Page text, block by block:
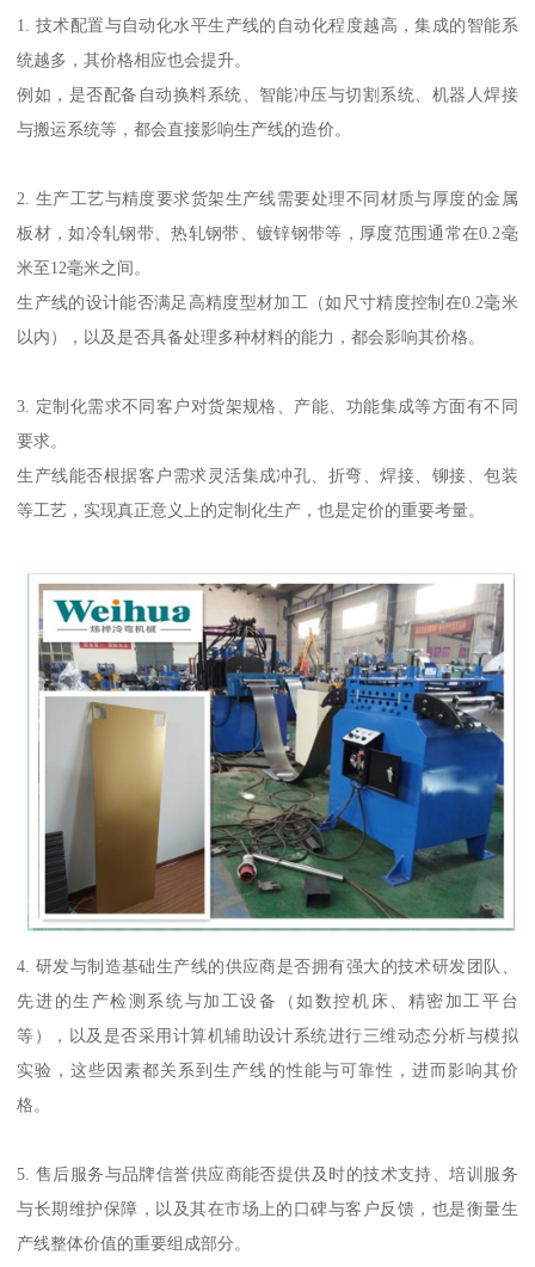
1. 技术配置与自动化水平生产线的自动化程度越高，集成的智能系
统越多，其价格相应也会提升。
例如，是否配备自动换料系统、智能冲压与切割系统、机器人焊接
与搬运系统等，都会直接影响生产线的造价。
2. 生产工艺与精度要求货架生产线需要处理不同材质与厚度的金属
板材，如冷轧钢带、热轧钢带、镀锌钢带等，厚度范围通常在0.2毫
米至12毫米之间。
生产线的设计能否满足高精度型材加工（如尺寸精度控制在0.2毫米
以内），以及是否具备处理多种材料的能力，都会影响其价格。
3. 定制化需求不同客户对货架规格、产能、功能集成等方面有不同
要求。
生产线能否根据客户需求灵活集成冲孔、折弯、焊接、铆接、包装
等工艺，实现真正意义上的定制化生产，也是定价的重要考量。
4. 研发与制造基础生产线的供应商是否拥有强大的技术研发团队、
先进的生产检测系统与加工设备（如数控机床、精密加工平台
等），以及是否采用计算机辅助设计系统进行三维动态分析与模拟
实验，这些因素都关系到生产线的性能与可靠性，进而影响其价
格。
5. 售后服务与品牌信誉供应商能否提供及时的技术支持、培训服务
与长期维护保障，以及其在市场上的口碑与客户反馈，也是衡量生
产线整体价值的重要组成部分。